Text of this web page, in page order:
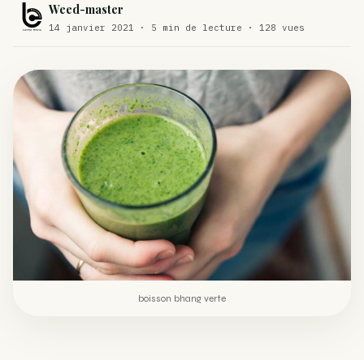
Recette : Préparation du beurre de Marrakech
Étude : L’extrait de cannabis, un traitement efficace
contre les maux de dos…
Un fabricant polonais de textiles à base de chanvre
suscite une forte…
ACTU
Weed-master
14 janvier 2021 · 5 min de lecture · 128 vues
boisson bhang verte